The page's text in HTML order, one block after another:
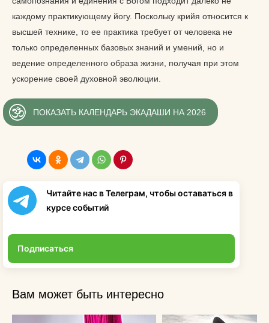
каждому практикующему йогу. Поскольку крийя относится к
высшей технике, то ее практика требует от человека не
только определенных базовых знаний и умений, но и
ведение определенного образа жизни, получая при этом
ускорение своей духовной эволюции.
ПОКАЗАТЬ КАЛЕНДАРЬ ЭКАДАШИ НА 2026
Читайте нас в Телеграм, чтобы оставаться в
курсе событий
Подписаться
Вам может быть интересно